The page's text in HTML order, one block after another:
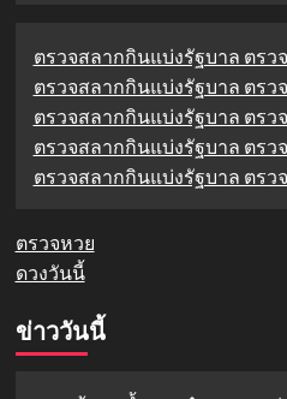
ตรวจสลากกินแบ่งรัฐบาล ตรว
ตรวจสลากกินแบ่งรัฐบาล ตรว
ตรวจสลากกินแบ่งรัฐบาล ตรว
ตรวจสลากกินแบ่งรัฐบาล ตรว
ตรวจสลากกินแบ่งรัฐบาล ตรว
ตรวจหวย
ดวงวันนี้
ข่าววันนี้